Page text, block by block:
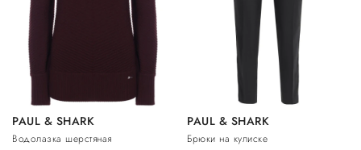
PAUL & SHARK
Водолазка шерстяная
PAUL & SHARK
Брюки на кулиске